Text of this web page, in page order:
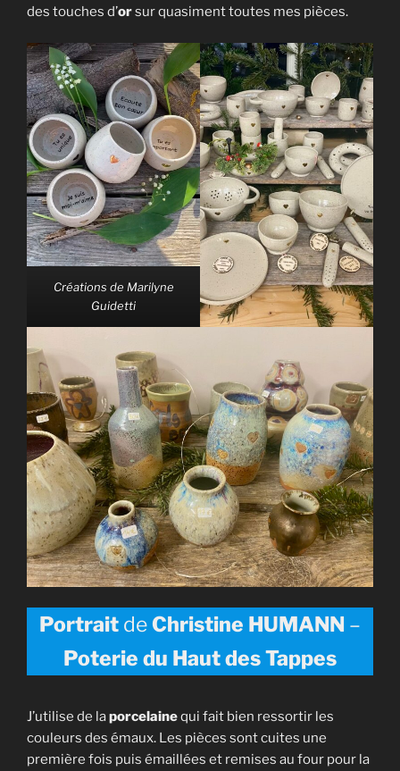
des touches d’orsur quasiment toutes mes pièces.
Créations de Marilyne
Guidetti
Portrait deChristine HUMANN –
Poterie du Haut desTappes
J’utilise de laporcelainequi fait bien ressortir les
couleurs des émaux. Les pièces sont cuites une
première fois puis émaillées et remises au four pour la